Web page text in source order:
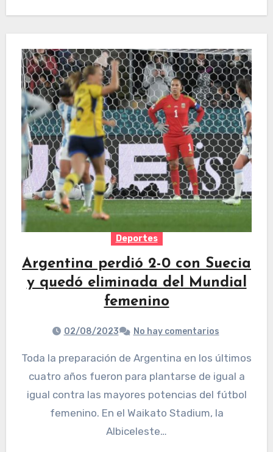
Deportes
Argentina perdió 2-0 con Suecia
y quedó eliminada del Mundial
femenino
02/08/2023 No hay comentarios
Toda la preparación de Argentina en los últimos
cuatro años fueron para plantarse de igual a
igual contra las mayores potencias del fútbol
femenino. En el Waikato Stadium, la
Albiceleste…